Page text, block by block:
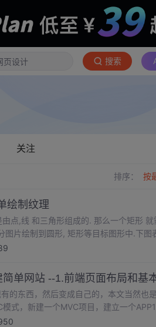
搜索
关注
排序： 按
绘制纹理
点,线 和三角形组成的. 那么一个矩形
图片绘制到圆形, 矩形等目标图形中.下图
中央 ;右侧图片(纹理), 坐标原点是左下角
单网站 --1.前端页面布局和基
的东西，然后变成自己的，本文当然也
式，新建一个MVC项目，建立一个